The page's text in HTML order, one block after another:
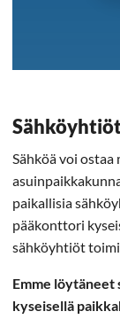
Sähköä voi
paikallisia
pääkonttori
sähköyhtiöt
Emme
kyseisellä